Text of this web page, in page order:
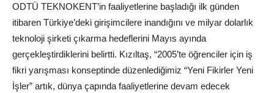
ODTÜ TEKNOKENT’in faaliyetlerine başladığı ilk günden
itibaren Türkiye’deki girişimcilere inandığını ve milyar dolarlık
teknoloji şirketi çıkarma hedeflerini Mayıs ayında
gerçekleştirdiklerini belirtti. Kızıltaş, “2005’te öğrenciler için iş
fikri yarışması konseptinde düzenlediğimiz “Yeni Fikirler Yeni
İşler” artık, dünya çapında faaliyetlerine devam edecek